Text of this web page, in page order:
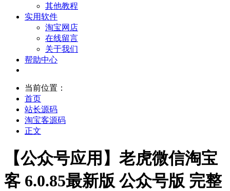
其他教程
实用软件
淘宝网店
在线留言
关于我们
帮助中心
当前位置：
首页
站长源码
淘宝客源码
正文
【公众号应用】老虎微信淘宝
客 6.0.85最新版 公众号版 完整